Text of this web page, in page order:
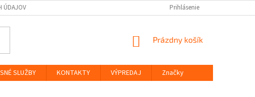
ÚDAJOV Prihlásenie
NÁKUPNÝ
Prázdny košík
SLUŽBY KONTAKTY VÝPREDAJ
Značky